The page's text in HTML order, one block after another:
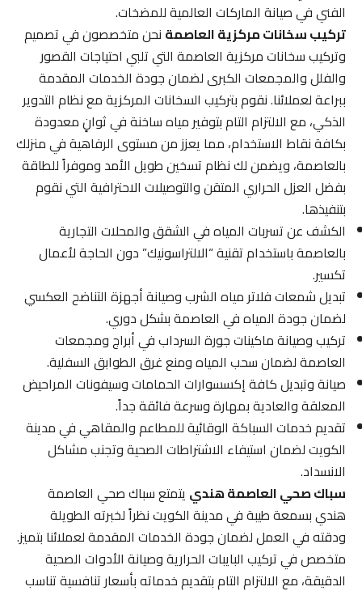
الفني في صيانة الماركات العالمية للمضخات.
تركيب سخانات مركزية العاصمةنحن متخصصون في تصميم
وتركيب سخانات مركزية العاصمة التي تلبي احتياجات القصور
والفلل والمجمعات الكبرى لضمان جودة الخدمات المقدمة
ببراعة لعملائنا. نقوم بتركيب السخانات المركزية مع نظام التدوير
الذكي، مع الالتزام التام بتوفير مياه ساخنة في ثوانٍ معدودة
بكافة نقاط الاستخدام، مما يعزز من مستوى الرفاهية في منزلك
بالعاصمة، ويضمن لك نظام تسخين طويل الأمد وموفراً للطاقة
بفضل العزل الحراري المتقن والتوصيلات الاحترافية التي نقوم
بتنفيذها.
الكشف عن تسربات المياه في الشقق والمحلات التجارية
بالعاصمة باستخدام تقنية “الالتراسونيك” دون الحاجة لأعمال
تكسير.
تبديل شمعات فلاتر مياه الشرب وصيانة أجهزة التناضح العكسي
لضمان جودة المياه في العاصمة بشكل دوري.
تركيب وصيانة ماكينات جورة السرداب في أبراج ومجمعات
العاصمة لضمان سحب المياه ومنع غرق الطوابق السفلية.
صيانة وتبديل كافة إكسسوارات الحمامات وسيفونات المراحيض
المعلقة والعادية بمهارة وسرعة فائقة جداً.
تقديم خدمات السباكة الوقائية للمطاعم والمقاهي في مدينة
الكويت لضمان استيفاء الاشتراطات الصحية وتجنب مشاكل
الانسداد.
سباك صحي العاصمة هندييتمتع سباك صحي العاصمة
هندي بسمعة طيبة في مدينة الكويت نظراً لخبرته الطويلة
ودقته في العمل لضمان جودة الخدمات المقدمة لعملائنا بتميز.
متخصص في تركيب البايبات الحرارية وصيانة الأدوات الصحية
الدقيقة، مع الالتزام التام بتقديم خدماته بأسعار تنافسية تناسب